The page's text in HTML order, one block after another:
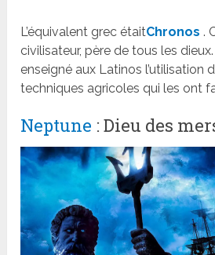
L’équivalent grec étaitChronos .
civilisateur, père de tous les
enseigné aux Latinos l’utilisation
techniques agricoles qui les ont
Neptune : Dieu des